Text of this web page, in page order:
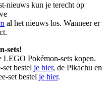
nieuws kun je terecht op
al het nieuws los. Wanneer er
sets!
LEGO Pokémon-sets kopen.
bestel je hier, de Pikachu en
set bestel je hier.